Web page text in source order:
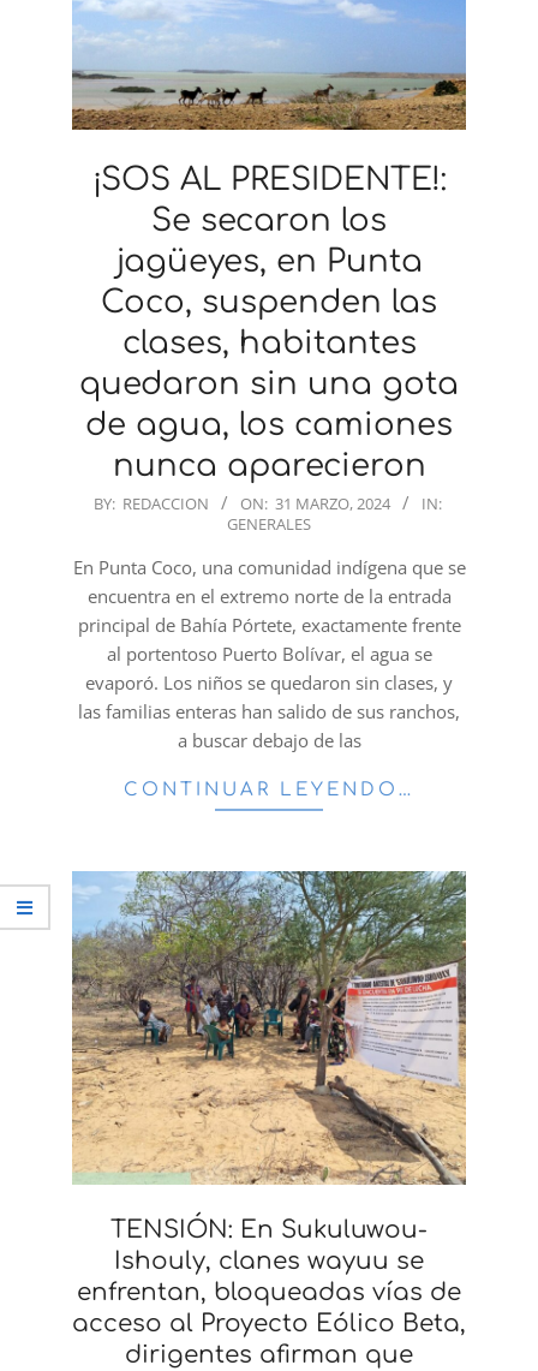
¡SOS AL PRESIDENTE!:
Se secaron los
jagüeyes, en Punta
Coco, suspenden las
clases, habitantes
quedaron sin una gota
de agua, los camiones
nunca aparecieron
2024-
31
BY: REDACCION ON: 31 MARZO, 2024
IN:
GENERALES
En Punta Coco, una comunidad indígena que se
encuentra en el extremo norte de la entrada
principal de Bahía Pórtete, exactamente frente
al portentoso Puerto Bolívar, el agua se
evaporó. Los niños se quedaron sin clases, y
las familias enteras han salido de sus ranchos,
a buscar debajo de las
CONTINUAR LEYENDO…
TENSIÓN: En Sukuluwou-
Ishouly, clanes wayuu se
enfrentan, bloqueadas vías de
acceso al Proyecto Eólico Beta,
dirigentes afirman que